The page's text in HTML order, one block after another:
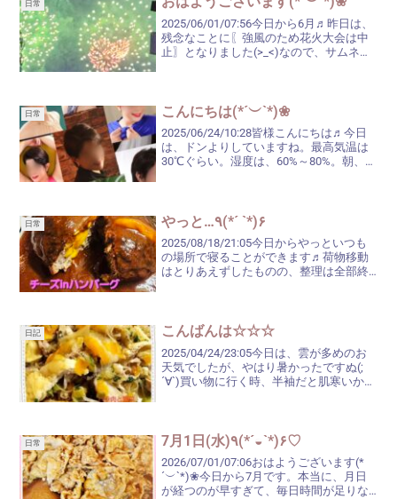
日常
2025/06/01/07:56今日から6月♬昨日は、
残念なことに〖強風のため花火大会は中
止〗となりました(>_<)なので、サムネイ
日常 こんにちは(*´︶`*)❀
2025/06/24/10:28皆様こんにちは♬今日
は、ドンよりしていますね。最高気温は
30℃ぐらい。湿度は、60%～80%。朝、ゴ
日常 やっと…٩(*´ `*)۶
2025/08/18/21:05今日からやっといつも
の場所で寝ることができます♬荷物移動
はとりあえずしたものの、整理は全部終
一...
日記 こんばんは☆☆☆
2025/04/24/23:05今日は、雲が多めのお
天気でしたが、やはり暑かったですぬ(;
´∀`)買い物に行く時、半袖だと肌寒いかし
日常 7月1日(水)٩(*´◒`*)۶♡
2026/07/01/07:06おはようございます(*
´︶`*)❀今日から7月です。本当に、月日
が経つのが早すぎて、毎日時間が足りな